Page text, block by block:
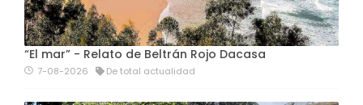
“El mar” - Relato de Beltrán Rojo Dacasa
7-08-2026 De total actualidad